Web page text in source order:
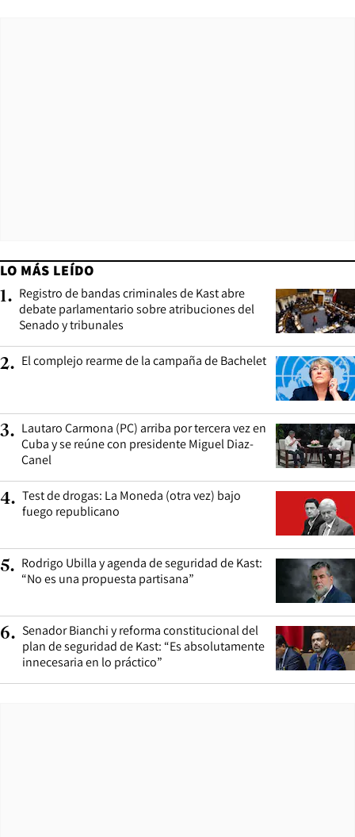
LO MÁS LEÍDO
1. Registro de bandas criminales de Kast abre
debate parlamentario sobre atribuciones del
Senado y tribunales
2. El complejo rearme de la campaña de Bachelet
3. Lautaro Carmona (PC) arriba por tercera vez en
Cuba y se reúne con presidente Miguel Diaz-
Canel
4. Test de drogas: La Moneda (otra vez) bajo
fuego republicano
5. Rodrigo Ubilla y agenda de seguridad de Kast:
“No es una propuesta partisana”
6. Senador Bianchi y reforma constitucional del
plan de seguridad de Kast: “Es absolutamente
innecesaria en lo práctico”